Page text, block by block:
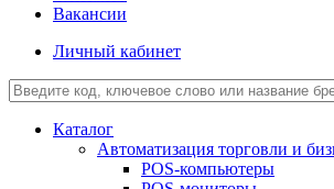
Вакансии
Личный кабинет
Каталог
Автоматизация торговли и
POS-компьютеры